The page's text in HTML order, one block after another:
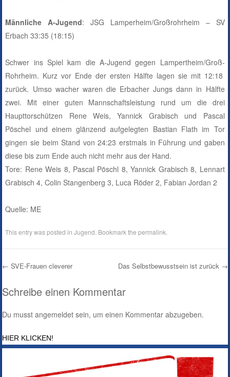
Männliche A-Jugend: JSG Lamperheim/Großrohrheim – SV
Erbach 33:35 (18:15)
Schwer ins Spiel kam die A-Jugend gegen Lampertheim/Groß-
Rohrheim. Kurz vor Ende der ersten Hälfte lagen sie mit 12:18
zurück. Umso wacher waren die Erbacher Jungs dann in Hälfte
zwei. Mit einer guten Mannschaftsleistung rund um die drei
Haupttorschützen Rene Weis, Yannick Grabisch und Pascal
Pöschel und einem glänzend aufgelegten Bastian Flath im Tor
gingen sie beim Stand von 24:23 erstmals in Führung und gaben
diese bis zum Ende auch nicht mehr aus der Hand.
Tore: Rene Weis 8, Pascal Pöschl 8, Yannick Grabisch 8, Lennart
Grabisch 4, Colin Stangenberg 3, Luca Röder 2, Fabian Jordan 2
Quelle: ME
This entry was posted inJugend . Bookmark thepermalink
Post navigation
← SVE-Frauen cleverer Das Selbstbewusstsein ist zurück →
Schreibe einen Kommentar
Du musstangemeldet sein, um einen Kommentar abzugeben.
HIER KLICKEN!